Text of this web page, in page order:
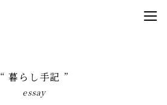
“ 暮らし手記 ”
essay